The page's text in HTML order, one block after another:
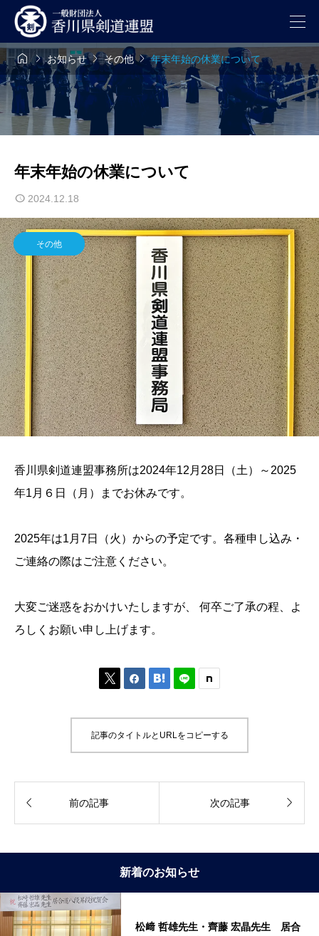
お知らせその他年末年始の休業について
年末年始の休業について
2024.12.18
その他
香川県剣道連盟事務所は2024年12月28日（土）～2025
年1月６日（月）までお休みです。
2025年は1月7日（火）からの予定です。各種申し込み・
ご連絡の際はご注意ください。
大変ご迷惑をおかけいたしますが、 何卒ご了承の程、よ
ろしくお願い申し上げます。
  
記事のタイトルとURLをコピーする
 前の記事 次の記事 
新着のお知らせ
松﨑 哲雄先生・齊藤 宏晶先生 居合